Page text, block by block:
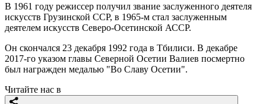
В 1961 году режиссер получил звание заслуженного деятеля
искусств Грузинской ССР, в 1965-м стал заслуженным
деятелем искусств Северо-Осетинской АССР.
Он скончался 23 декабря 1992 года в Тбилиси. В декабре
2017-го указом главы Северной Осетии Валиев посмертно
был награжден медалью "Во Славу Осетии".
Читайте нас в